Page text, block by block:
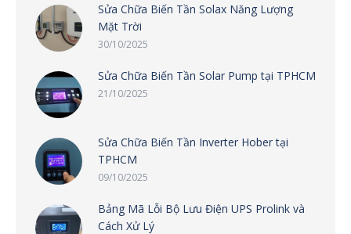
Sửa Chữa Biến Tần Solax Năng Lượng
Mặt Trời
30/10/2025
Sửa Chữa Biến Tần Solar Pump tại TPHCM
21/10/2025
Sửa Chữa Biến Tần Inverter Hober tại
TPHCM
09/10/2025
Bảng Mã Lỗi Bộ Lưu Điện UPS Prolink và
Cách Xử Lý